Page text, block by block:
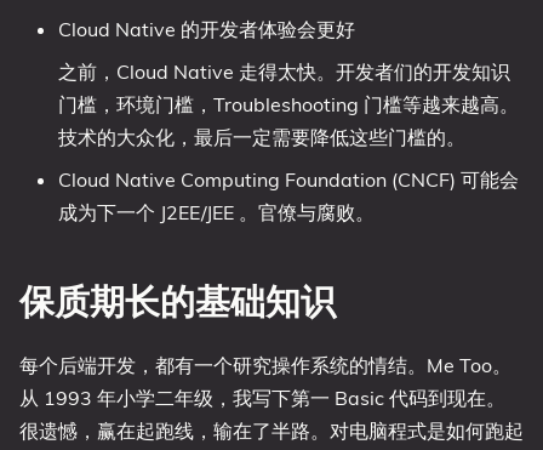
Cloud Native 的开发者体验会更好
之前，Cloud Native 走得太快。开发者们的开发知识
门槛，环境门槛，Troubleshooting 门槛等越来越高。
技术的大众化，最后一定需要降低这些门槛的。
Cloud Native Computing Foundation (CNCF) 可能会
成为下一个 J2EE/JEE 。官僚与腐败。
保质期长的基础知识
每个后端开发，都有一个研究操作系统的情结。Me Too。
从 1993 年小学二年级，我写下第一 Basic 代码到现在。
很遗憾，赢在起跑线，输在了半路。对电脑程式是如何跑起